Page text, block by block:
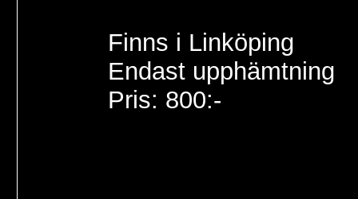
Finns i Linköping
Endast upphämtning
Pris: 800:-